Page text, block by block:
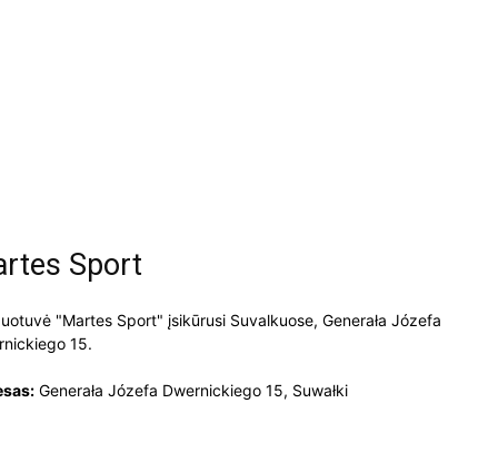
Sport
"Martes Sport" įsikūrusi Suvalkuose, Generała Józefa
15.
Generała Józefa Dwernickiego 15, Suwałki